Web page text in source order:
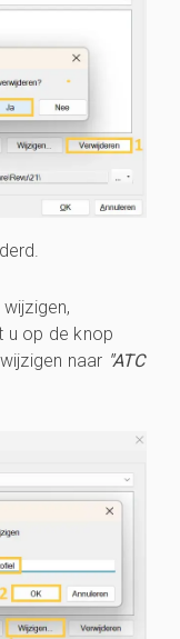
u op de knop
naar "ATC